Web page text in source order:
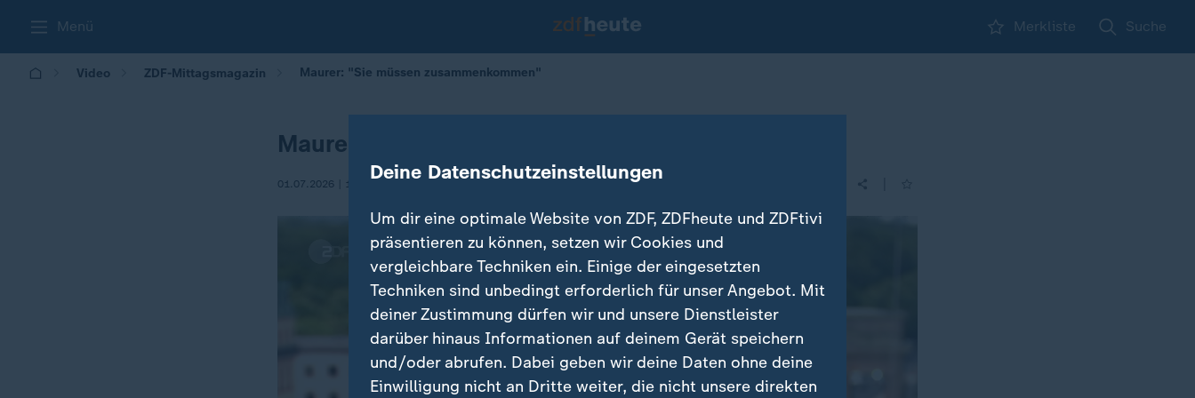
Menü Merkliste Suche
Video ZDF-Mittagsmagazin Maurer: "Sie müssen zusammenkommen"
Maurer: "Sie müssen zusammenkommen"
01.07.2026 | 12:00 Deine Datenschutzeinstellungen
Um dir eine optimale Website von ZDF, ZDFheute und ZDFtivi
präsentieren zu können, setzen wir Cookies und
vergleichbare Techniken ein. Einige der eingesetzten
Techniken sind unbedingt erforderlich für unser Angebot. Mit
deiner Zustimmung dürfen wir und unsere Dienstleister
darüber hinaus Informationen auf deinem Gerät speichern
und/oder abrufen. Dabei geben wir deine Daten ohne deine
Einwilligung nicht an Dritte weiter, die nicht unsere direkten